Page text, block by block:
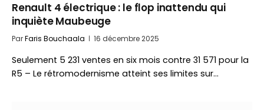
Renault 4 électrique : le flop inattendu qui
inquiète Maubeuge
ParFaris Bouchaala 16 décembre 2025
Seulement 5 231 ventes en six mois contre 31 571 pour la
R5 – Le rétromodernisme atteint ses limites sur…